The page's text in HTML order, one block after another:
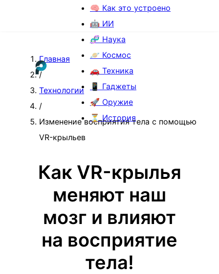
🧠 Как это устроено
🤖 ИИ
🧬 Наука
🪐 Космос
🚗 Техника
📱 Гаджеты
🚀 Оружие
⏳ История
Главная
/
Технологии
/
Изменение восприятия тела с помощью
VR-крыльев
Как VR-крылья
меняют наш
мозг и влияют
на восприятие
тела!